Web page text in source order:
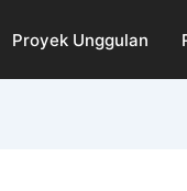
Proyek Unggulan